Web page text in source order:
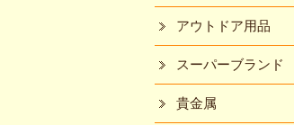
アウトドア用品
スーパーブランド
貴金属